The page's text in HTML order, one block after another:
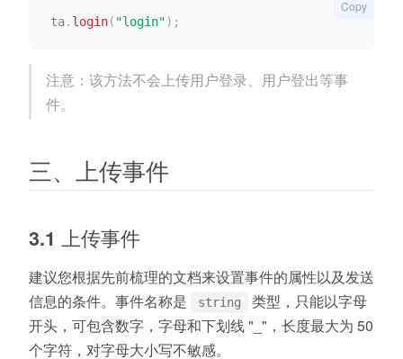
ta. login( "login") ;
Copy
注意：该方法不会上传用户登录、用户登出等事
件。
三、上传事件
3.1 上传事件
建议您根据先前梳理的文档来设置事件的属性以及发送
信息的条件。事件名称是
string
类型，只能以字母
开头，可包含数字，字母和下划线 "_"，长度最大为 50
个字符，对字母大小写不敏感。